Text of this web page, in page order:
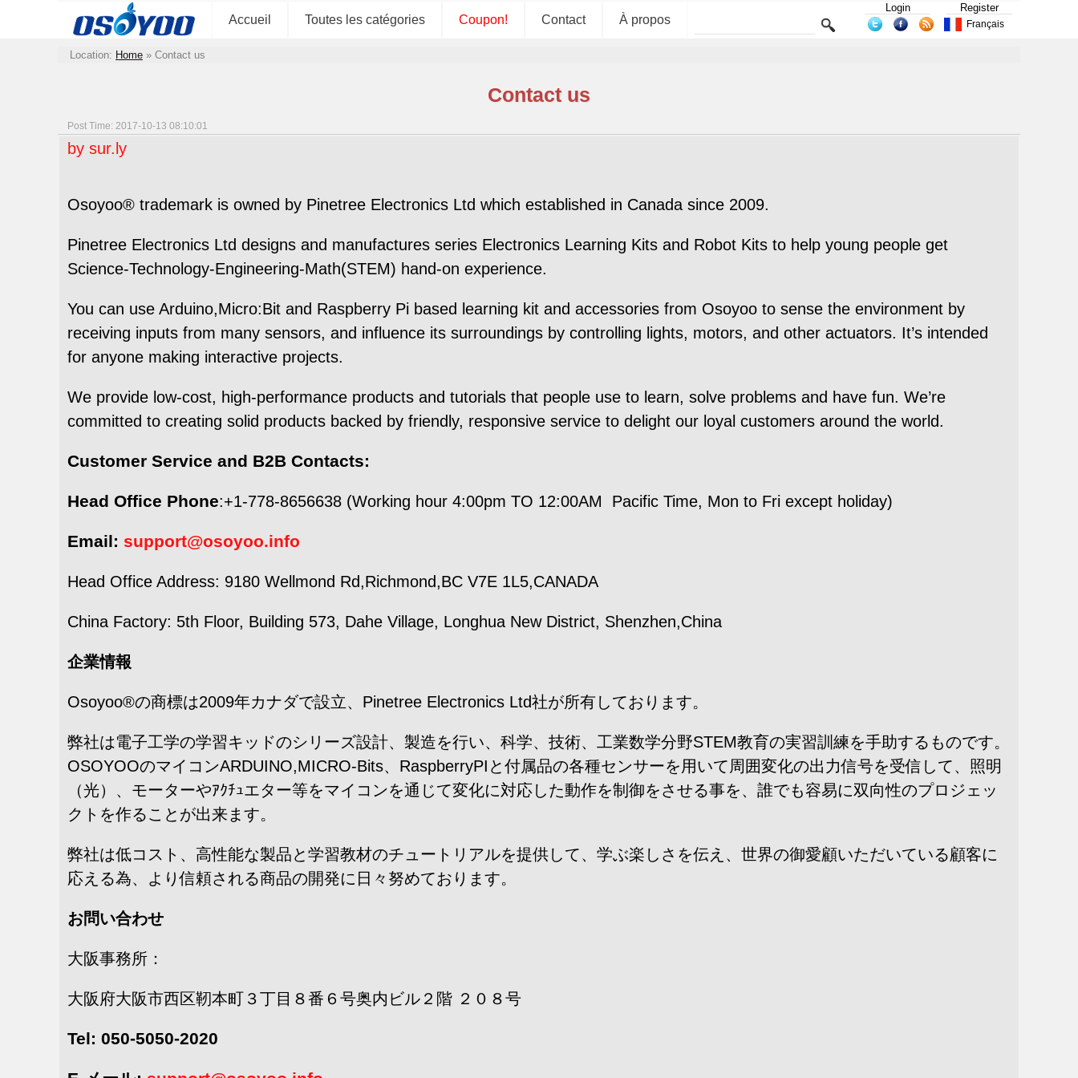
Accueil Toutes les catégories Coupon! Contact À propos
Login Register
Français
Location: Home » Contact us
Contact us
Post Time: 2017-10-13 08:10:01
by sur.ly
Osoyoo® trademark is owned by Pinetree Electronics Ltd which established in Canada since 2009.
Pinetree Electronics Ltd designs and manufactures series Electronics Learning Kits and Robot Kits to help young people get
Science-Technology-Engineering-Math(STEM) hand-on experience.
You can use Arduino,Micro:Bit and Raspberry Pi based learning kit and accessories from Osoyoo to sense the environment by
receiving inputs from many sensors, and influence its surroundings by controlling lights, motors, and other actuators. It’s intended
for anyone making interactive projects.
We provide low-cost, high-performance products and tutorials that people use to learn, solve problems and have fun. We’re
committed to creating solid products backed by friendly, responsive service to delight our loyal customers around the world.
Customer Service and B2B Contacts:
Head Office Phone:+1-778-8656638 (Working hour 4:00pm TO 12:00AM Pacific Time, Mon to Fri except holiday)
Email: support@osoyoo.info
Head Office Address: 9180 Wellmond Rd,Richmond,BC V7E 1L5,CANADA
China Factory: 5th Floor, Building 573, Dahe Village, Longhua New District, Shenzhen,China
企業情報
Osoyoo®の商標は2009年カナダで設立、Pinetree Electronics Ltd社が所有しております。
弊社は電子工学の学習キッドのシリーズ設計、製造を行い、科学、技術、工業数学分野STEM教育の実習訓練を手助するものです。
OSOYOOのマイコンARDUINO,MICRO-Bits、RaspberryPIと付属品の各種センサーを用いて周囲変化の出力信号を受信して、照明
（光）、モーターやｱｸﾁｭエター等をマイコンを通じて変化に対応した動作を制御をさせる事を、誰でも容易に双向性のプロジェッ
クトを作ることが出来ます。
弊社は低コスト、高性能な製品と学習教材のチュートリアルを提供して、学ぶ楽しさを伝え、世界の御愛顧いただいている顧客に
応える為、より信頼される商品の開発に日々努めております。
お問い合わせ
大阪事務所：
大阪府大阪市西区靭本町３丁目８番６号奥内ビル２階 ２０８号
Tel: 050-5050-2020